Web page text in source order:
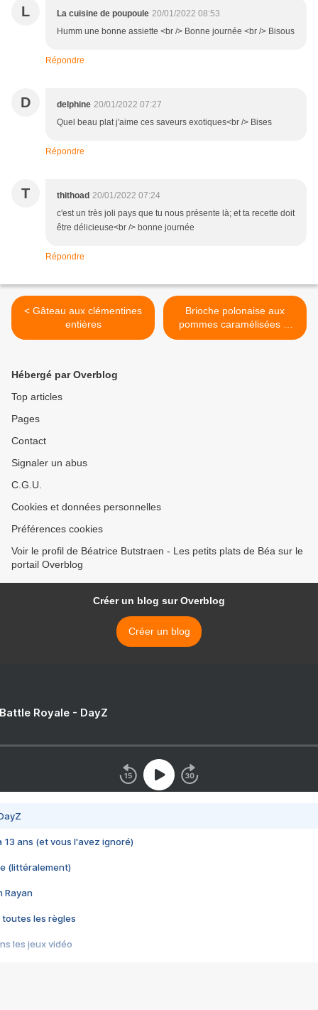
L La cuisine de poupoule 20/01/2022 08:53
Humm une bonne assiette <br /> Bonne journée <br /> Bisous
Répondre
D delphine 20/01/2022 07:27
Quel beau plat j'aime ces saveurs exotiques<br /> Bises
Répondre
T thithoad 20/01/2022 07:24
c'est un très joli pays que tu nous présente là; et ta recette doit
être délicieuse<br /> bonne journée
Répondre
< Gâteau aux clémentines
entières
Brioche polonaise aux
pommes caramélisées et
aux noix >
Hébergé par Overblog
Top articles
Pages
Contact
Signaler un abus
C.G.U.
Cookies et données personnelles
Préférences cookies
Voir le profil de Béatrice Butstraen - Les petits plats de Béa sur le
portail Overblog
Créer un blog sur Overblog
Créer un blog
Royale - DayZ
13 ans (et vous l'avez ignoré)
(littéralement)
Rayan
toutes les règles
les jeux vidéo